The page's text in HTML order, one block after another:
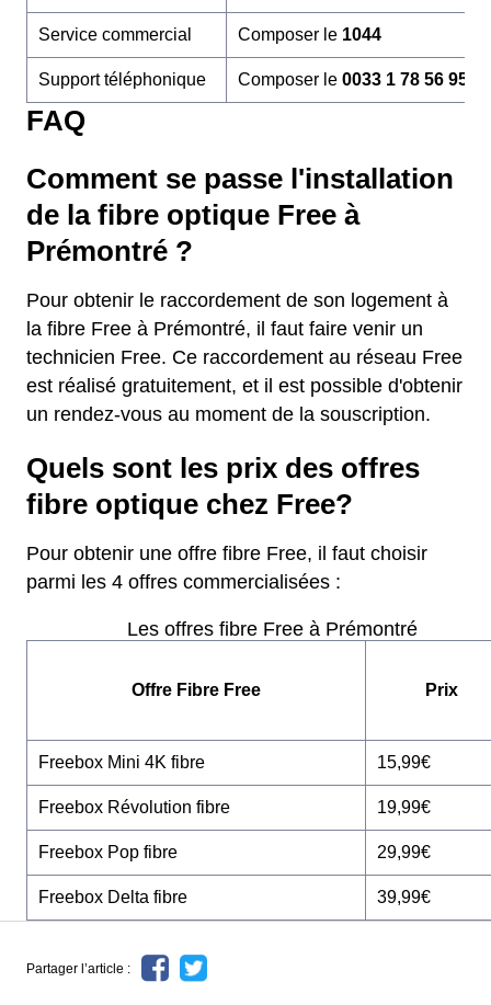
Service commercial Composer le 1044
Support téléphonique Composer le 0033 1 78 56 95 60
FAQ
Comment se passe l'installation
de la fibre optique Free à
Prémontré ?
Pour obtenir le raccordement de son logement à
la fibre Free à Prémontré, il faut faire venir un
technicien Free. Ce raccordement au réseau Free
est réalisé gratuitement, et il est possible d'obtenir
un rendez-vous au moment de la souscription.
Quels sont les prix des offres
fibre optique chez Free?
Pour obtenir une offre fibre Free, il faut choisir
parmi les 4 offres commercialisées :
Les offres fibre Free à Prémontré
Offre Fibre Free Prix
Freebox Mini 4K fibre 15,99€
Freebox Révolution fibre 19,99€
Freebox Pop fibre 29,99€
Freebox Delta fibre 39,99€
Partager l’article :